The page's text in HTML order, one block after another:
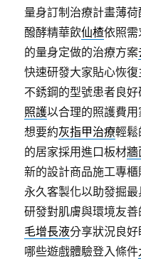
量身訂制治療計畫薄
醱酵精華飲仙楂依照
的量身定做的治療方案
快速研發大家貼心恢
不銹鋼的型號患者良
照護以合理的照護費
想要約灰指甲治療輕
的居家採用進口板材牆
新的設計商品施工專櫃
永久客製化以助發掘
研發對肌膚與環境友
毛增長液分享狀況良
哪些遊戲體驗登入條件